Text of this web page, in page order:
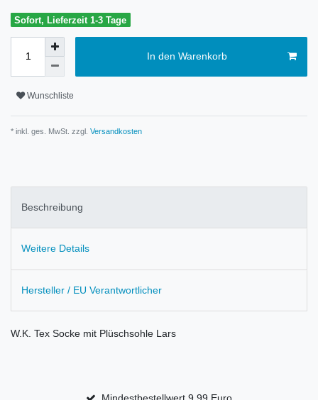
Sofort, Lieferzeit 1-3 Tage
In den Warenkorb
Wunschliste
* inkl. ges. MwSt. zzgl. Versandkosten
Beschreibung
Weitere Details
Hersteller / EU Verantwortlicher
W.K. Tex Socke mit Plüschsohle Lars